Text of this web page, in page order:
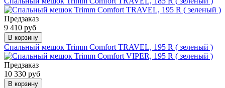
Предзаказ
9 410 руб
В корзину
Спальный мешок Trimm Comfort TRAVEL, 195 R ( зеленый )
Предзаказ
10 330 руб
В корзину